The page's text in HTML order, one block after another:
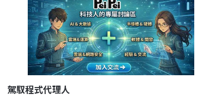
駕馭程式代理人